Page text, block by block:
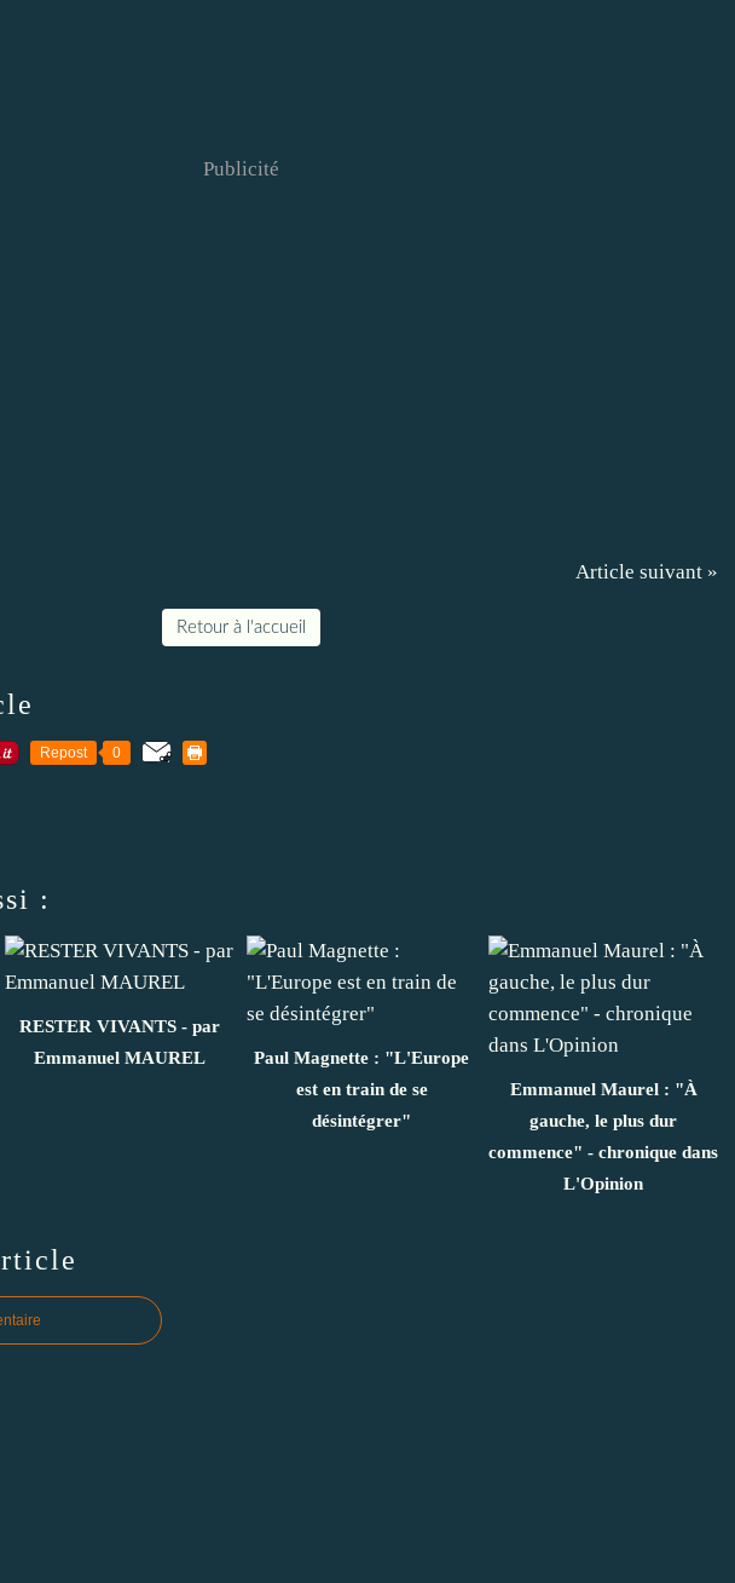
Publicité
Article suivant »
Retour à l'accueil
Repost 0
:
RESTER VIVANTS - par
Emmanuel MAUREL
Paul Magnette : "L'Europe
est en train de se
désintégrer"
Emmanuel Maurel : "À
gauche, le plus dur
commence" - chronique dans
L'Opinion